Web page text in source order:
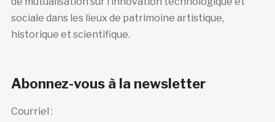
sociale dans les lieux de patrimoine artistique,
historique et scientifique.
Abonnez-vous à la newsletter
Courriel :